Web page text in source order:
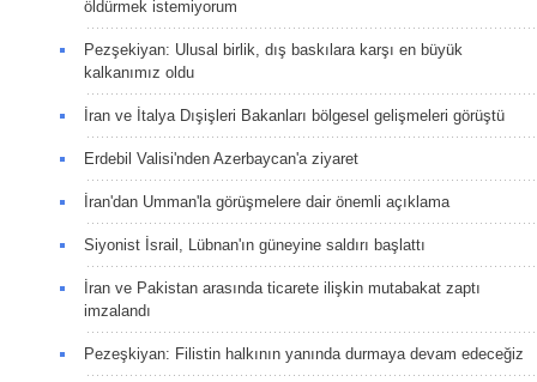
öldürmek istemiyorum
Pezşekiyan: Ulusal birlik, dış baskılara karşı en büyük
kalkanımız oldu
İran ve İtalya Dışişleri Bakanları bölgesel gelişmeleri görüştü
Erdebil Valisi'nden Azerbaycan'a ziyaret
İran'dan Umman'la görüşmelere dair önemli açıklama
Siyonist İsrail, Lübnan'ın güneyine saldırı başlattı
İran ve Pakistan arasında ticarete ilişkin mutabakat zaptı
imzalandı
Pezeşkiyan: Filistin halkının yanında durmaya devam edeceğiz